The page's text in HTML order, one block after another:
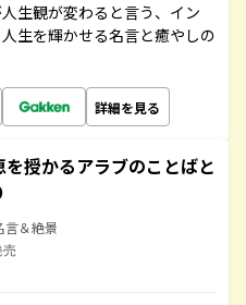
生観が変わると言う、イン
生を輝かせる名言と癒やしの
詳細を見る
授かるアラブのことばと
言＆絶景
売